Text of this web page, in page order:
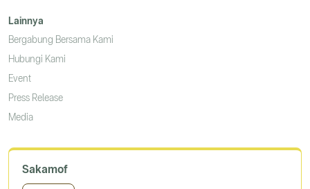
Lainnya
Bergabung Bersama Kami
Hubungi Kami
Event
Press Release
Media
Sakamof